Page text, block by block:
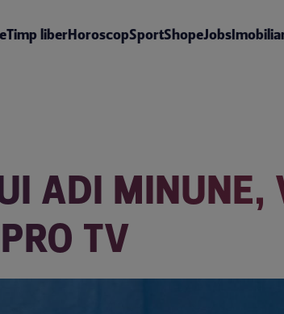
Timp liberHoroscopSportShopeJobs
ADI MINUNE,
TV